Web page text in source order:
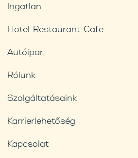
Ingatlan
Hotel-Restaurant-Cafe
Autóipar
Rólunk
Szolgáltatásaink
Karrierlehetőség
Kapcsolat